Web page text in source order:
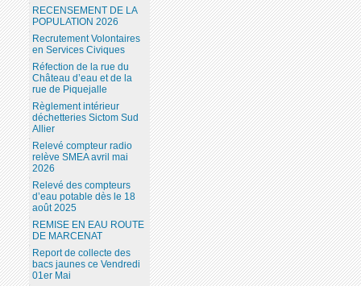
RECENSEMENT DE LA
POPULATION 2026
Recrutement Volontaires
en Services Civiques
Réfection de la rue du
Château d’eau et de la
rue de Piquejalle
Règlement intérieur
déchetteries Sictom Sud
Allier
Relevé compteur radio
relève SMEA avril mai
2026
Relevé des compteurs
d’eau potable dès le 18
août 2025
REMISE EN EAU ROUTE
DE MARCENAT
Report de collecte des
bacs jaunes ce Vendredi
01er Mai